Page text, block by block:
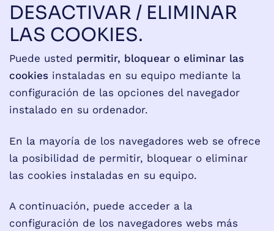
DESACTIVAR / ELIMINAR
LAS COOKIES.
Puede usted permitir, bloquear o eliminar las
cookies instaladas en su equipo mediante la
configuración de las opciones del navegador
instalado en su ordenador.
En la mayoría de los navegadores web se ofrece
la posibilidad de permitir, bloquear o eliminar
las cookies instaladas en su equipo.
A continuación, puede acceder a la
configuración de los navegadores webs más